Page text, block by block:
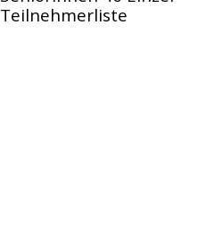
Teilnehmerliste